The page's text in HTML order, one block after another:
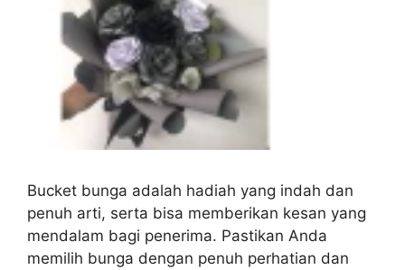
Bucket bunga adalah hadiah yang indah dan
penuh arti, serta bisa memberikan kesan yang
mendalam bagi penerima. Pastikan Anda
memilih bunga dengan penuh perhatian dan